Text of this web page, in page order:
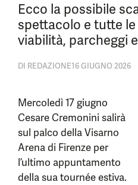
Ecco la possibile
spettacolo e tutte
viabilità, parcheggi
DI REDAZIONE16 GIUGNO 2026
Mercoledì 17 giugno
Cesare Cremonini salirà
sul palco della Visarno
Arena di Firenze per
l’ultimo appuntamento
della sua tournée estiva.